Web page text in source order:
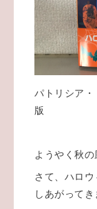
パトリシア
版
ようやく秋の
さて、ハロ
しあがってき